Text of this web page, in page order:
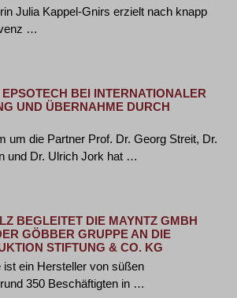
Julia Kappel-Gnirs erzielt nach knapp
…
BEI INTERNATIONALER
UND ÜBERNAHME DURCH
um die Partner Prof. Dr. Georg Streit, Dr.
und Dr. Ulrich Jork hat …
BEGLEITET DIE MAYNTZ GMBH
GÖBBER GRUPPE AN DIE
STIFTUNG & CO. KG
ist ein Hersteller von süßen
350 Beschäftigten in …